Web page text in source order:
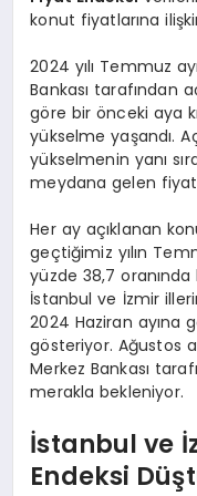
konut fiyatlarına
2024 yılı Temmuz
Bankası tarafından
göre bir önceki aya
yükselme yaşandı.
yükselmenin yanı
meydana gelen fiyat
Her ay açıklanan
geçtiğimiz yılın
yüzde 38,7
İstanbul ve İzmir
2024 Haziran ayına
gösteriyor. Ağustos
Merkez Bankası
merakla bekleniyor.
İstanbul ve
Endeksi